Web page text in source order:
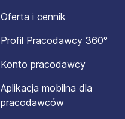
Oferta i cennik
Profil Pracodawcy 360°
Konto pracodawcy
Aplikacja mobilna dla
pracodawców